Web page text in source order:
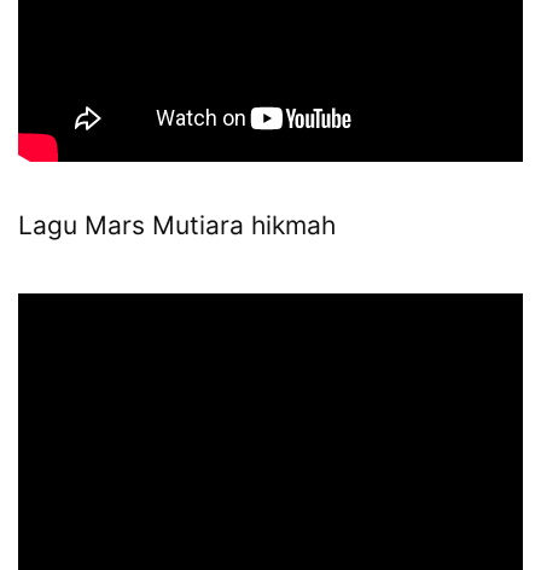
Lagu Mars Mutiara hikmah